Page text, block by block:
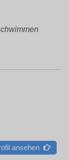
ansehen